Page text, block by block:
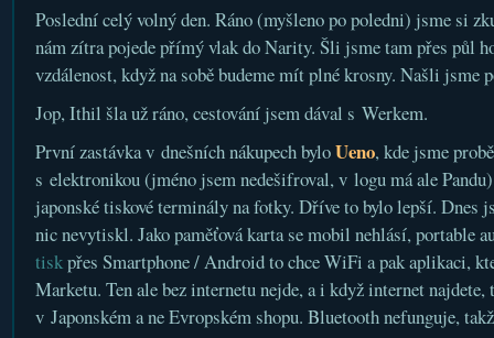
Poslední celý volný den. Ráno (myšleno po poledni) jsme si
nám zítra pojede přímý vlak do Narity. Šli jsme tam přes půl
vzdálenost, když na sobě budeme mít plné krosny. Našli jsme
Jop, Ithil šla už ráno, cestování jsem dával s Werkem.
První zastávka v dnešních nákupech byloUeno, kde jsme
s elektronikou (jméno jsem nedešifroval, v logu má ale
japonské tiskové terminály na fotky. Dříve to bylo lepší. Dnes
nic nevytiskl. Jako paměťová karta se mobil nehlásí, portable
tiskpřes Smartphone / Android to chce WiFi a pak aplikaci,
Marketu. Ten ale bez internetu nejde, a i když internet najdete,
v Japonském a ne Evropském shopu. Bluetooth nefunguje,